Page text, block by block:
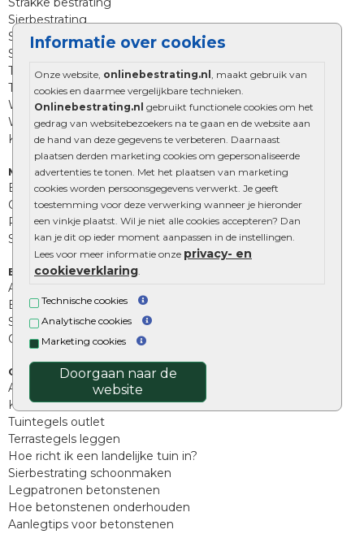
Informatie over cookies
Onze website, onlinebestrating.nl , maakt gebruik van
cookies en daarmee vergelijkbare technieken.
Onlinebestrating.nl gebruikt functionele cookies om het
gedrag van websitebezoekers na te gaan en de website aan
de hand van deze gegevens te verbeteren. Daarnaast
plaatsen derden marketing cookies om gepersonaliseerde
advertenties te tonen. Met het plaatsen van marketing
cookies worden persoonsgegevens verwerkt. Je geeft
toestemming voor deze verwerking wanneer je hieronder
een vinkje plaatst. Wil je niet alle cookies accepteren? Dan
kan je dit op ieder moment aanpassen in de instellingen.
Lees voor meer informatie onze privacy- en
cookieverklaring.
Technische cookies
Analytische cookies
Marketing cookies
Doorgaan naar de
website
Sierbestrating
Straatklinkers
Straatstenen
Trommelstenen
Tuinstenen
Waalformaat
Wildverband bestrating
Kingstones
Muurelementen
Betonbielzen
Opsluitbanden
Palissades
Stapelblokken
Extra benodigdheden
Afwatering en diversen
Beplantings en betonelementen
Split, grind en zand
Oprit tegels
Overig
Aanbiedingen
Kunstgras
Tuintegels outlet
Terrastegels leggen
Hoe richt ik een landelijke tuin in?
Sierbestrating schoonmaken
Legpatronen betonstenen
Hoe betonstenen onderhouden
Aanlegtips voor betonstenen